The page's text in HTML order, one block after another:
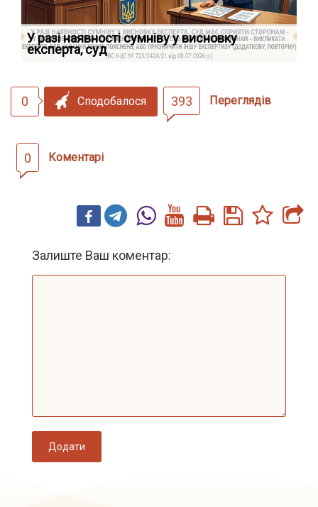
У разі наявності сумніву у висновку
експерта, суд
0 Сподобалося 393 Переглядів
0 Коментарі
Залиште Ваш коментар:
Додати